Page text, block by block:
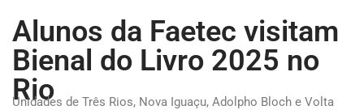
Alunos da Faetec visitam
Bienal do Livro 2025 no
Rio
Unidades de Três Rios, Nova Iguaçu, Adolpho Bloch e Volta